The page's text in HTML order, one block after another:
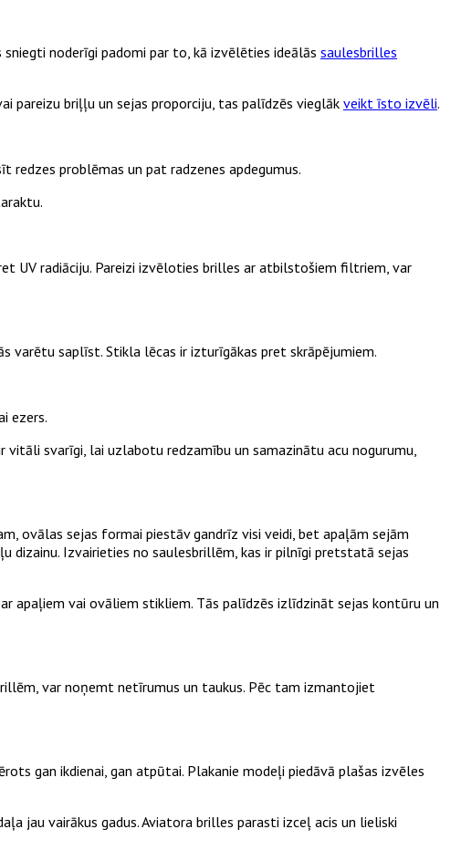
noderīgi padomi par to, kā izvēlēties ideālās saulesbrilles
pareizu briļļu un sejas proporciju, tas palīdzēs vieglāk veikt īsto izvēli.
redzes problēmas un pat radzenes apdegumus.
UV radiāciju. Pareizi izvēloties brilles ar atbilstošiem filtriem, var
varētu saplīst. Stikla lēcas ir izturīgākas pret skrāpējumiem.
ezers.
svarīgi, lai uzlabotu redzamību un samazinātu acu nogurumu,
ovālas sejas formai piestāv gandrīz visi veidi, bet apaļām sejām
dizainu. Izvairieties no saulesbrillēm, kas ir pilnīgi pretstatā sejas
apaļiem vai ovāliem stikliem. Tās palīdzēs izlīdzināt sejas kontūru un
var noņemt netīrumus un taukus. Pēc tam izmantojiet
gan ikdienai, gan atpūtai. Plakanie modeļi piedāvā plašas izvēles
jau vairākus gadus. Aviatora brilles parasti izceļ acis un lieliski